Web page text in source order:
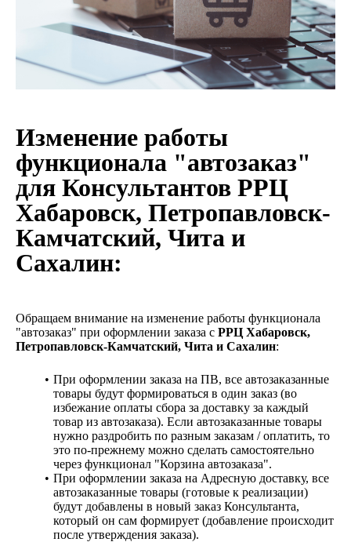
Изменение работы
функционала "автозаказ"
для Консультантов РРЦ
Хабаровск, Петропавловск-
Камчатский, Чита и
Сахалин:
Обращаем внимание на изменение работы функционала
"автозаказ" при оформлении заказа с РРЦ Хабаровск,
Петропавловск-Камчатский, Чита и Сахалин:
При оформлении заказа на ПВ, все автозаказанные
товары будут формироваться в один заказ (во
избежание оплаты сбора за доставку за каждый
товар из автозаказа). Если автозаказанные товары
нужно раздробить по разным заказам / оплатить, то
это по-прежнему можно сделать самостоятельно
через функционал "Корзина автозаказа".
При оформлении заказа на Адресную доставку, все
автозаказанные товары (готовые к реализации)
будут добавлены в новый заказ Консультанта,
который он сам формирует (добавление происходит
после утверждения заказа).